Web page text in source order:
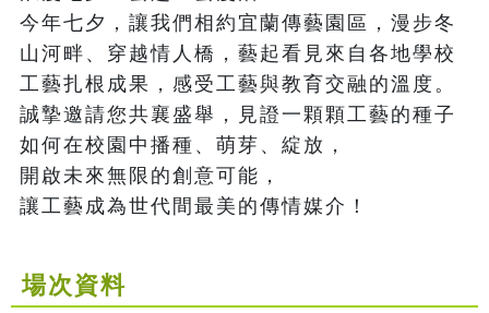
今年七夕，讓我們相約宜蘭傳藝園區，漫步冬
山河畔、穿越情人橋，藝起看見來自各地學校
工藝扎根成果，感受工藝與教育交融的溫度。
誠摯邀請您共襄盛舉，見證一顆顆工藝的種子
如何在校園中播種、萌芽、綻放，
開啟未來無限的創意可能，
讓工藝成為世代間最美的傳情媒介！
場次資料